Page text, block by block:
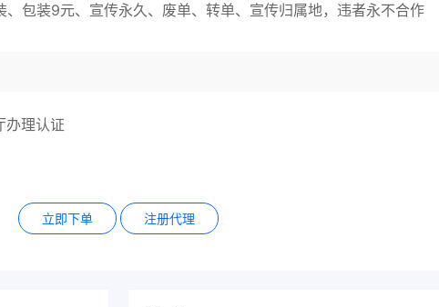
包装9元、宣传永久、废单、转单、宣传归属地，违者永不合作
办理认证
立即下单 注册代理